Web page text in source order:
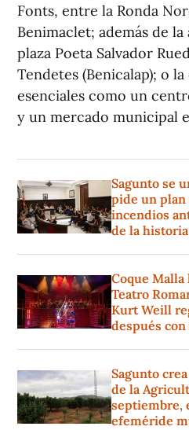
Fonts, entre la Ronda
Benimaclet; además de
plaza Poeta Salvador
Tendetes (Benicalap); o
esenciales como un
y un mercado municipal
Sagunto se
pide un plan
incendios
de la
Coque Malla
Teatro
Kurt Weill
después
Sagunto
de la
septiembre,
efeméride